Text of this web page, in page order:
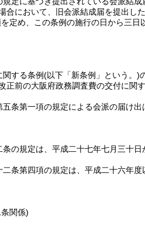
合において、旧会派結成届を提出し
定め、この条例の施行の日から三日
する条例(以下「新条例」という。)
正前の大阪府政務調査費の交付に関
条第一項の規定による会派の届け
の規定は、平成二十七年七月三十日
条第四項の規定は、平成二十六年
関係)